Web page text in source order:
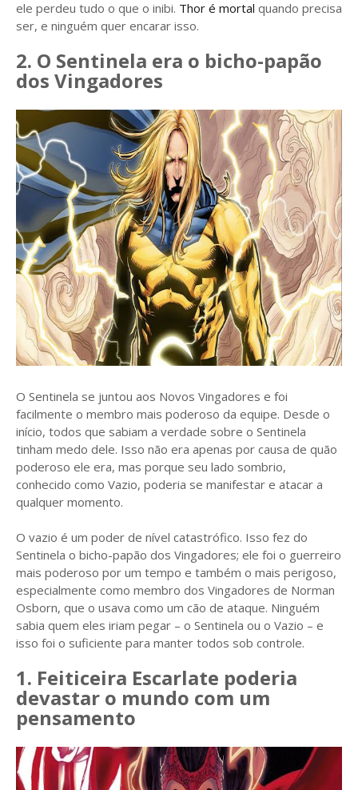
ele perdeu tudo o que o inibi. Thor é mortal quando precisa
ser, e ninguém quer encarar isso.
2. O Sentinela era o bicho-papão
dos Vingadores
O Sentinela se juntou aos Novos Vingadores e foi
facilmente o membro mais poderoso da equipe. Desde o
início, todos que sabiam a verdade sobre o Sentinela
tinham medo dele. Isso não era apenas por causa de quão
poderoso ele era, mas porque seu lado sombrio,
conhecido como Vazio, poderia se manifestar e atacar a
qualquer momento.
O vazio é um poder de nível catastrófico. Isso fez do
Sentinela o bicho-papão dos Vingadores; ele foi o guerreiro
mais poderoso por um tempo e também o mais perigoso,
especialmente como membro dos Vingadores de Norman
Osborn, que o usava como um cão de ataque. Ninguém
sabia quem eles iriam pegar – o Sentinela ou o Vazio – e
isso foi o suficiente para manter todos sob controle.
1. Feiticeira Escarlate poderia
devastar o mundo com um
pensamento